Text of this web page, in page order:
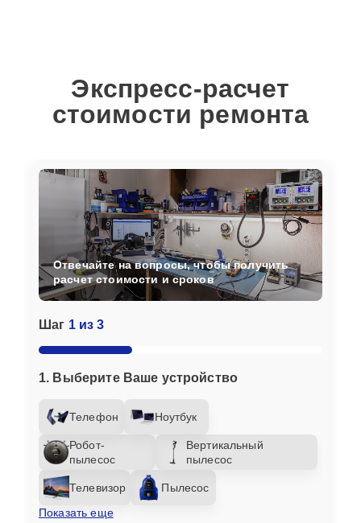
Экспресс-расчет
стоимости ремонта
Шаг 1 из 3
1. Выберите Ваше устройство
Телефон Ноутбук
Робот-
пылесос
Вертикальный
пылесос
Телевизор
Пылесос
Показать еще
Отвечайте на вопросы, чтобы получить
расчет стоимости и сроков